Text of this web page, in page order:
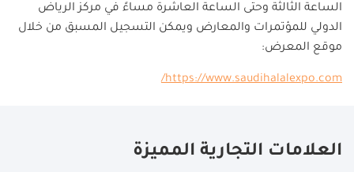
الساعة الثالثة وحتى الساعة العاشرة مساءً في مركز الرياض
الدولي للمؤتمرات والمعارض ويمكن التسجيل المسبق من خلال
موقع المعرض:
https://www.saudihalalexpo.com
/
العلامات التجارية المميزة